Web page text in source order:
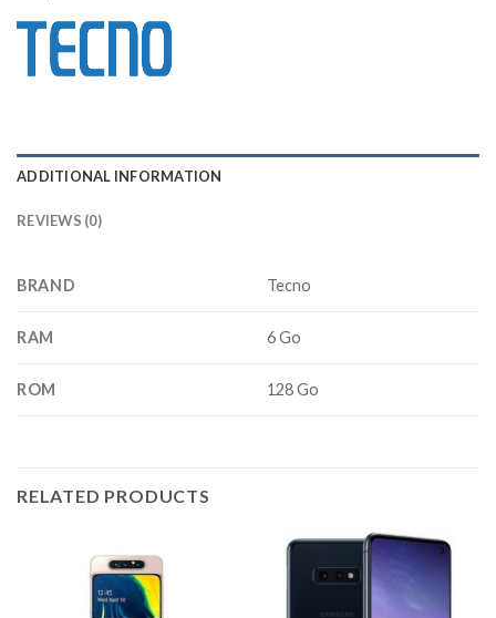
ADDITIONAL INFORMATION
REVIEWS (0)
BRAND Tecno
RAM 6 Go
ROM 128 Go
RELATED PRODUCTS